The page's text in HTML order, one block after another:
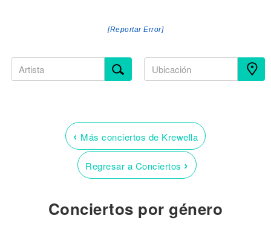
[Reportar Error]
‹ Más conciertos de Krewella
Regresar a Conciertos ›
Conciertos por género